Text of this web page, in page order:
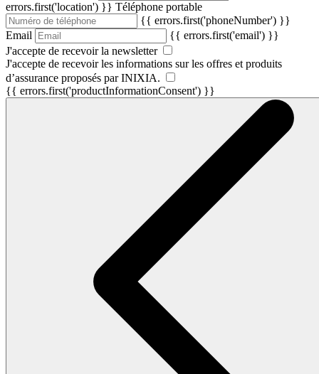
errors.first('location') }} Téléphone portable
{{ errors.first('phoneNumber') }}
Email
{{ errors.first('email') }}
J'accepte de recevoir la newsletter
J'accepte de recevoir les informations sur les offres et produits
d’assurance proposés par INIXIA.
{{ errors.first('productInformationConsent') }}